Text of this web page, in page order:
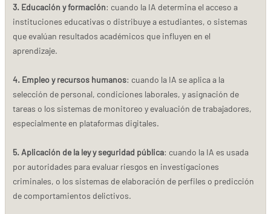
3. Educación y formación: cuando la IA determina el acceso a
instituciones educativas o distribuye a estudiantes, o sistemas
que evalúan resultados académicos que influyen en el
aprendizaje.
4. Empleo y recursos humanos: cuando la IA se aplica a la
selección de personal, condiciones laborales, y asignación de
tareas o los sistemas de monitoreo y evaluación de trabajadores,
especialmente en plataformas digitales.
5. Aplicación de la ley y seguridad pública: cuando la IA es usada
por autoridades para evaluar riesgos en investigaciones
criminales, o los sistemas de elaboración de perfiles o predicción
de comportamientos delictivos.